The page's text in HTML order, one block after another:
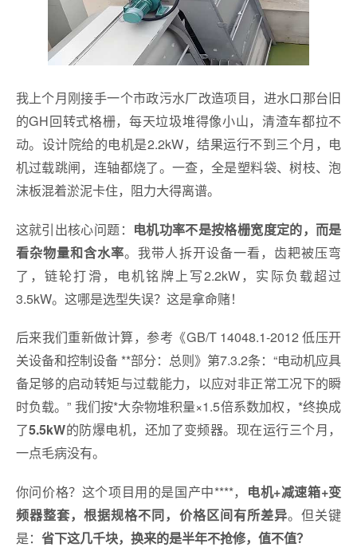
我上个月刚接手一个市政污水厂改造项目，进水口那台旧
的GH回转式格栅，每天垃圾堆得像小山，清渣车都拉不
动。设计院给的电机是2.2kW，结果运行不到三个月，电
机过载跳闸，连轴都烧了。一查，全是塑料袋、树枝、泡
沫板混着淤泥卡住，阻力大得离谱。
这就引出核心问题： 电机功率不是按格栅宽度定的，而是
看杂物量和含水率。我带人拆开设备一看，齿耙被压弯
了，链轮打滑，电机铭牌上写2.2kW，实际负载超过
3.5kW。这哪是选型失误？这是拿命赌！
后来我们重新做计算，参考《GB/T 14048.1-2012 低压开
关设备和控制设备 **部分：总则》第7.3.2条：“电动机应具
备足够的启动转矩与过载能力，以应对非正常工况下的瞬
时负载。” 我们按*大杂物堆积量×1.5倍系数加权，*终换成
了5.5kW的防爆电机，还加了变频器。现在运行三个月，
一点毛病没有。
你问价格？这个项目用的是国产中****， 电机+减速箱+变
频器整套，根据规格不同，价格区间有所差异。但关键
是： 省下这几千块，换来的是半年不抢修，值不值？